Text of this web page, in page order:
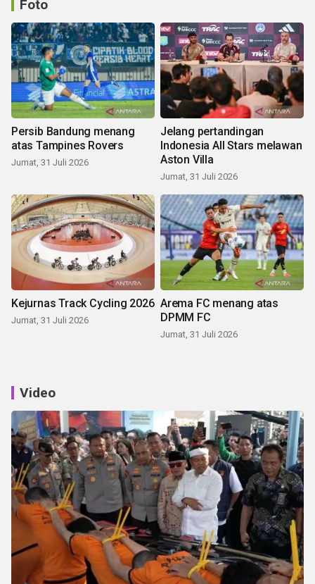
Foto
Persib Bandung menang
atas Tampines Rovers
Jumat, 31 Juli 2026
Jelang pertandingan
Indonesia All Stars melawan
Aston Villa
Jumat, 31 Juli 2026
Kejurnas Track Cycling 2026
Jumat, 31 Juli 2026
Arema FC menang atas
DPMM FC
Jumat, 31 Juli 2026
Video